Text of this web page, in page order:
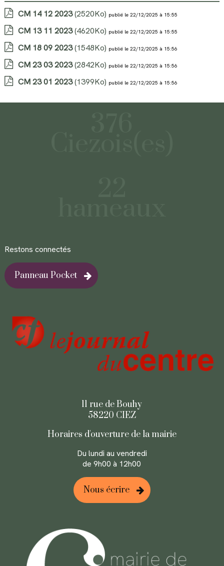
CM 14 12 2023(2520Ko) publié le 22/12/2025 à 15:55
CM 13 11 2023(4620Ko) publié le 22/12/2025 à 15:55
CM 18 09 2023(1548Ko) publié le 22/12/2025 à 15:56
CM 23 03 2023(2842Ko) publié le 22/12/2025 à 15:56
CM 23 01 2023(1399Ko) publié le 22/12/2025 à 15:56
Restons connectés
Panneau Pocket
11 rue de Bouhy
58220 CIEZ
Horaires d'ouverture de la mairie
Du lundi au vendredi
de 9h00 à 12h00
Nous écrire